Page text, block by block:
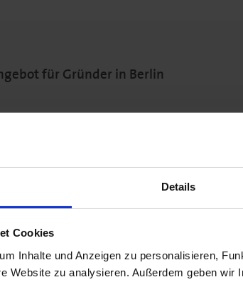
Details
Cookies
Inhalte und Anzeigen zu personalisieren,
Website zu analysieren. Außerdem geben wir
für Gründer in Berlin
4.300 Förderprojekte realisiert